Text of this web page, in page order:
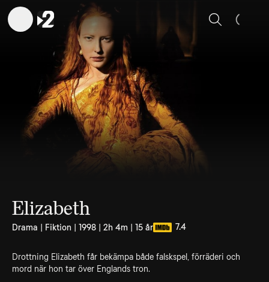
Sök
Elizabeth
Drama | Fiktion | 1998 | 2h 4m | 15 år 7.4
Drottning Elizabeth får bekämpa både falskspel, förräderi och
mord när hon tar över Englands tron.